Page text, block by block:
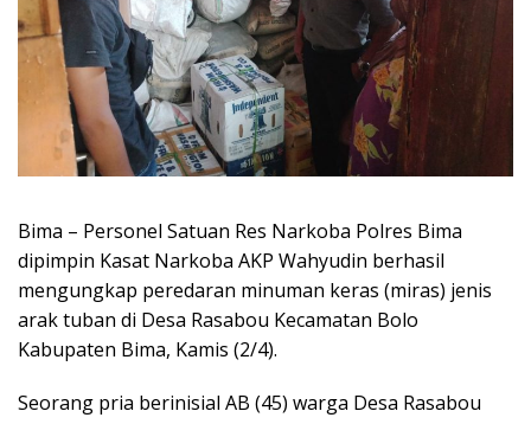
Bima – Personel Satuan Res Narkoba Polres Bima
dipimpin Kasat Narkoba AKP Wahyudin berhasil
mengungkap peredaran minuman keras (miras) jenis
arak tuban di Desa Rasabou Kecamatan Bolo
Kabupaten Bima, Kamis (2/4).
Seorang pria berinisial AB (45) warga Desa Rasabou